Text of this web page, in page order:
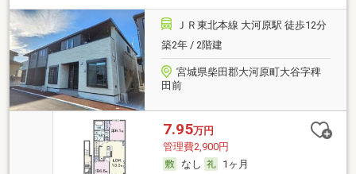
ＪＲ東北本線 大河原駅 徒歩12分
築2年 / 2階建
宮城県柴田郡大河原町大谷字稗
田前
7.95万円
管理費2,900円
なし
1ヶ月